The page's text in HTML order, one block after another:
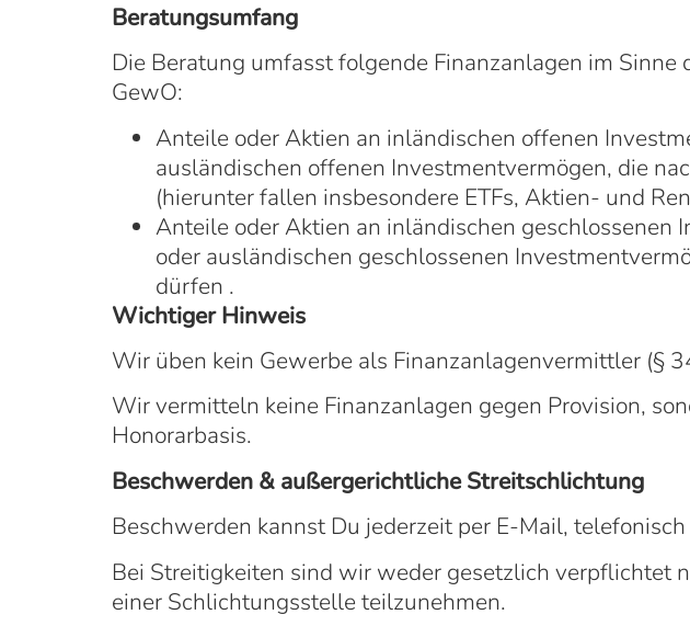
Beratungsumfang
Die Beratung umfasst folgende Finanzanlagen im
GewO:
Anteile oder Aktien an inländischen offenen
ausländischen offenen Investmentvermögen, die
(hierunter fallen insbesondere ETFs, Aktien- und
Anteile oder Aktien an inländischen geschlossenen
oder ausländischen geschlossenen
dürfen .
Wichtiger Hinweis
Wir üben kein Gewerbe als Finanzanlagenvermittler (§
Wir vermitteln keine Finanzanlagen gegen Provision,
Honorarbasis.
Beschwerden & außergerichtliche Streitschlichtung
Beschwerden kannst Du jederzeit per E-Mail,
Bei Streitigkeiten sind wir weder gesetzlich verpflichtet
einer Schlichtungsstelle teilzunehmen.